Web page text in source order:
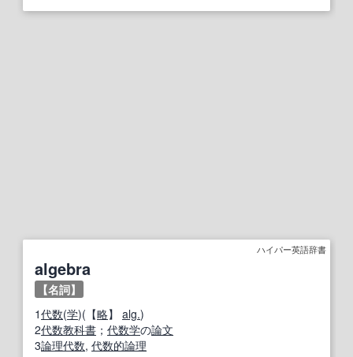
ハイパー英語辞書
algebra
【名詞】
1代数(学)(【略】 alg.)
2代数教科書 ； 代数学の論文
3論理代数, 代数的論理